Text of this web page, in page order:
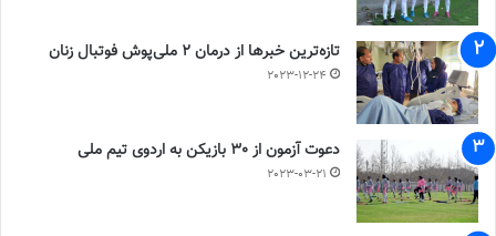
تازه‌ترین خبرها از درمان ۲ ملی‌پوش فوتبال زنان
2023-12-24
دعوت آزمون از 30 بازیکن به اردوی تیم ملی
2023-03-21